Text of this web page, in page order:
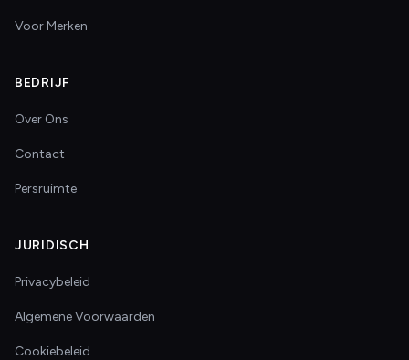
Voor Merken
BEDRIJF
Over Ons
Contact
Persruimte
JURIDISCH
Privacybeleid
Algemene Voorwaarden
Cookiebeleid